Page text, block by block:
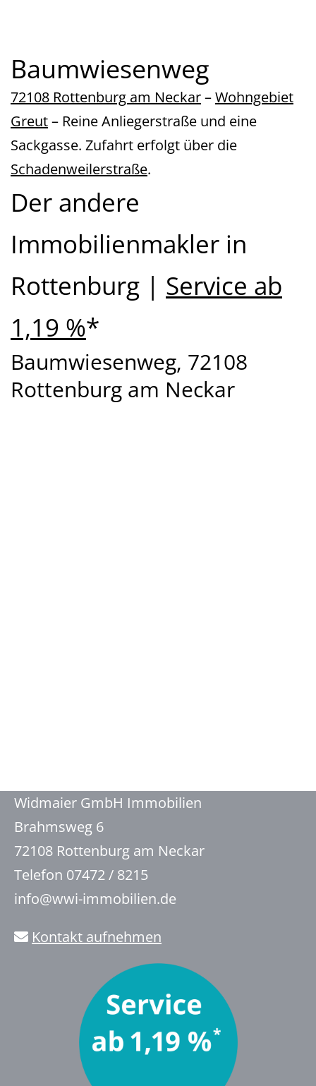
Baumwiesenweg
72108 Rottenburg am Neckar–Wohngebiet
Greut– Reine Anliegerstraße und eine
Sackgasse. Zufahrt erfolgt über die
Schadenweilerstraße.
Der andere
Immobilienmakler in
Rottenburg | Service ab
1,19 %*
Baumwiesenweg, 72108
Rottenburg am Neckar
Widmaier GmbH Immobilien
Brahmsweg 6
72108 Rottenburg am Neckar
Telefon 07472 / 8215
info@wwi-immobilien.de
Kontakt aufnehmen